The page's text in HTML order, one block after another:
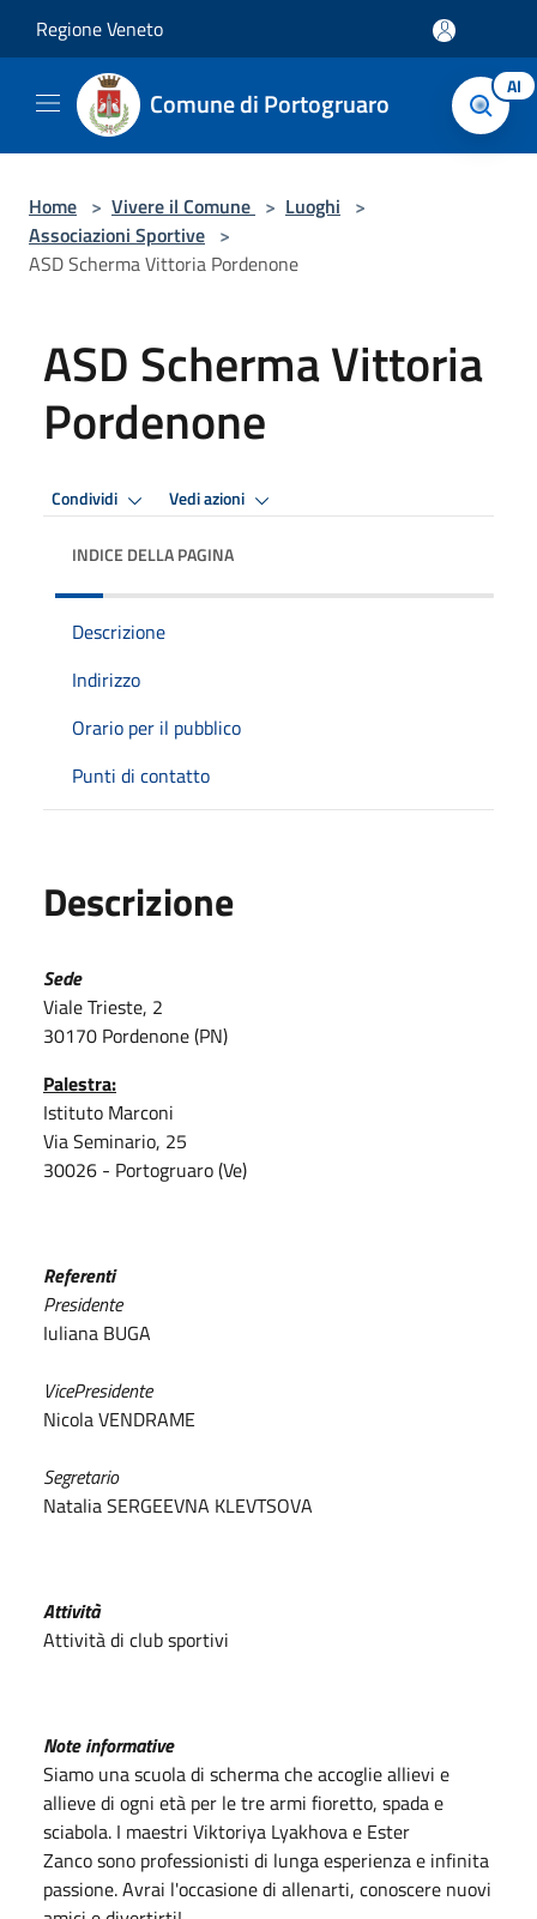
Regione Veneto
Comune di Portogruaro AI
Home > Vivere il Comune > Luoghi >
Associazioni Sportive >
ASD Scherma Vittoria Pordenone
ASD Scherma Vittoria
Pordenone
Condividi Vedi azioni
INDICE DELLA PAGINA
Descrizione
Indirizzo
Orario per il pubblico
Punti di contatto
Descrizione
Sede
Viale Trieste, 2
30170 Pordenone (PN)
Palestra:
Istituto Marconi
Via Seminario, 25
30026 - Portogruaro (Ve)
Referenti
Presidente
Iuliana BUGA
VicePresidente
Nicola VENDRAME
Segretario
Natalia SERGEEVNA KLEVTSOVA
Attività
Attività di club sportivi
Note informative
Siamo una scuola di scherma che accoglie allievi e
allieve di ogni età per le tre armi fioretto, spada e
sciabola. I maestri Viktoriya Lyakhova e Ester
Zanco sono professionisti di lunga esperienza e infinita
passione. Avrai l'occasione di allenarti, conoscere nuovi